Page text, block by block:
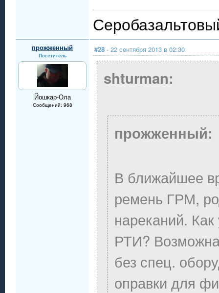
прожженный
Посетитель
Йошкар-Ола
Сообщений: 968
#28 - 22 сентября 2013 в 02:30
shturman:
прожженный:
В ближайшее
ремень ГРМ,
нареканий. Как
РТИ?
без спец.
оправки для